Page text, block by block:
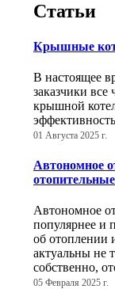
Статьи
Крышные
В настоящее
заказчики
крышной
01 Августа 2025 г.
Автономное
Автономное
популярнее и
об отоплении
актуальны не
собственно,
05 Февраля 2025 г.